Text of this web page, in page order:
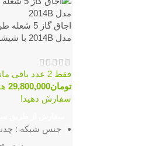
اجاق گاز 5
مدل 2014B با شیشه
فقط 2 عدد باقی مانده!
تومان29,800,000
سفارش دهید!
جنس شبکه :